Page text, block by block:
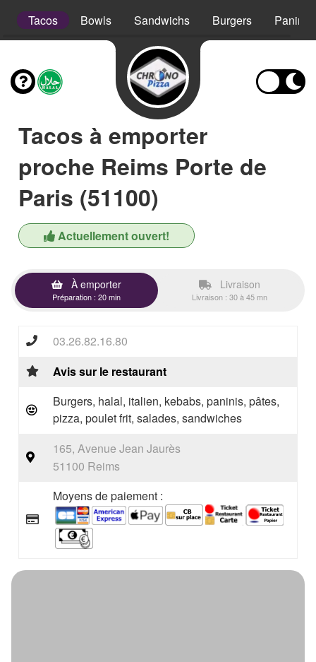
Tacos Bowls Sandwichs Burgers Paninis
Tacos à emporter
proche Reims Porte de
Paris (51100)
Actuellement ouvert!
À emporter
Préparation : 20 min
Livraison
Livraison : 30 à 45 mn
03.26.82.16.80
Avis sur le restaurant
Burgers, halal, italien, kebabs, paninis, pâtes,
pizza, poulet frit, salades, sandwiches
165, Avenue Jean Jaurès
51100 Reims
Moyens de paiement :